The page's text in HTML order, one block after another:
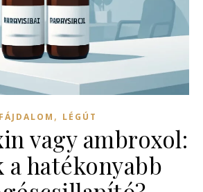
FÁJDALOM , LÉGÚT
vagy ambroxol:
a hatékonyabb